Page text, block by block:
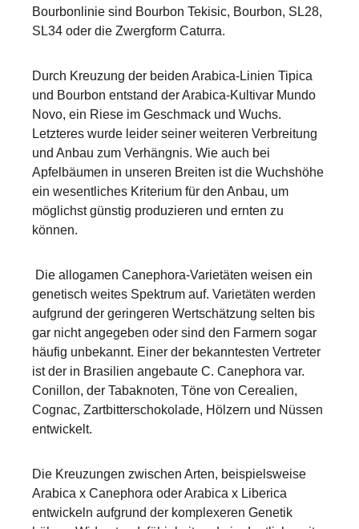
Bourbonlinie sind Bourbon Tekisic, Bourbon, SL28,
SL34 oder die Zwergform Caturra.
Durch Kreuzung der beiden Arabica-Linien Tipica
und Bourbon entstand der Arabica-Kultivar Mundo
Novo, ein Riese im Geschmack und Wuchs.
Letzteres wurde leider seiner weiteren Verbreitung
und Anbau zum Verhängnis. Wie auch bei
Apfelbäumen in unseren Breiten ist die Wuchshöhe
ein wesentliches Kriterium für den Anbau, um
möglichst günstig produzieren und ernten zu
können.
Die allogamen Canephora-Varietäten weisen ein
genetisch weites Spektrum auf. Varietäten werden
aufgrund der geringeren Wertschätzung selten bis
gar nicht angegeben oder sind den Farmern sogar
häufig unbekannt. Einer der bekanntesten Vertreter
ist der in Brasilien angebaute C. Canephora var.
Conillon, der Tabaknoten, Töne von Cerealien,
Cognac, Zartbitterschokolade, Hölzern und Nüssen
entwickelt.
Die Kreuzungen zwischen Arten, beispielsweise
Arabica x Canephora oder Arabica x Liberica
entwickeln aufgrund der komplexeren Genetik